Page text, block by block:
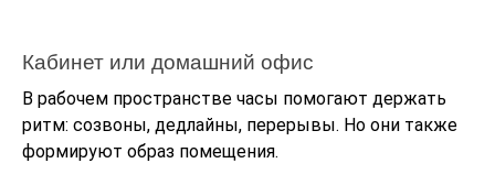
Кабинет или домашний офис
В рабочем пространстве часы помогают держать
ритм: созвоны, дедлайны, перерывы. Но они также
формируют образ помещения.